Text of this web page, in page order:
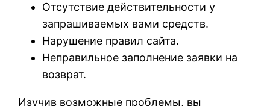
Отсутствие действительности у
запрашиваемых вами средств.
Нарушение правил сайта.
Неправильное заполнение заявки на
возврат.
Изучив возможные проблемы, вы